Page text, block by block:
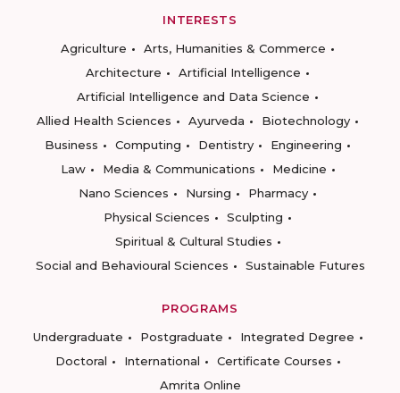
INTERESTS
Agriculture
Arts, Humanities & Commerce
Architecture
Artificial Intelligence
Artificial Intelligence and Data Science
Allied Health Sciences
Ayurveda
Biotechnology
Business
Computing Dentistry
Engineering
Law
Media & Communications
Medicine
Nano Sciences
Nursing
Pharmacy
Physical Sciences
Sculpting
Spiritual & Cultural Studies
Social and Behavioural Sciences
Sustainable Futures
PROGRAMS
Undergraduate
Postgraduate
Integrated Degree
Doctoral
International
Certificate Courses
Amrita Online